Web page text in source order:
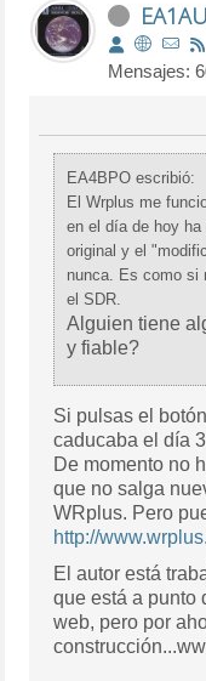
Mensajes:
EA4BPO escribió:
El Wrplus me
en el día de hoy ha
original y el
nunca. Es como si
el SDR.
Alguien tiene
y fiable?
Si pulsas el
caducaba el día
De momento no
que no salga
WRplus. Pero
http://
El autor está
que está a punto
web, pero por